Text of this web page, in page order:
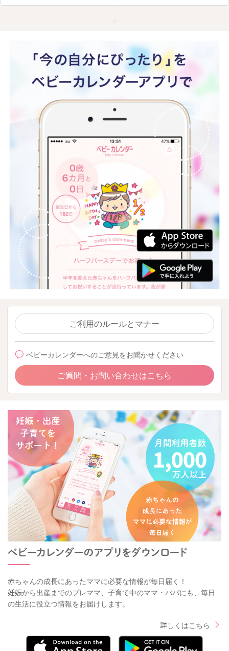
ご利用のルールとマナー
ベビーカレンダーへのご意見をお聞かせください
ご質問・お問い合わせはこちら
赤ちゃんの成長にあったママに必要な情報が毎日届く！
妊娠から出産までのプレママ、子育て中のママ・パパにも、毎日
の生活に役立つ情報をお届けします。
詳しくはこちら